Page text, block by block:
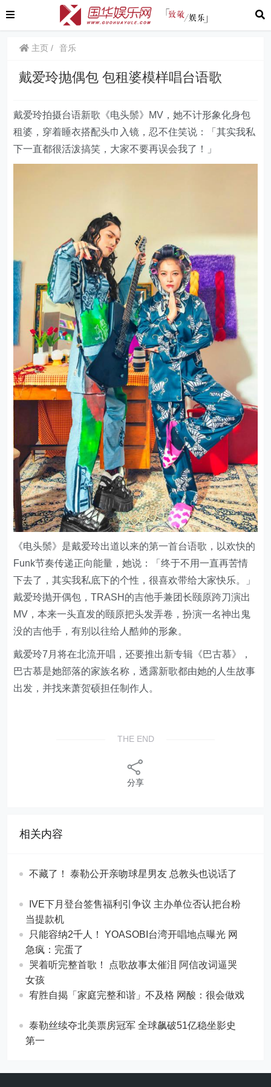
主页 音乐
戴爱玲抛偶包 包租婆模样唱台语歌
戴爱玲拍摄台语新歌《电头鬃》MV，她不计形象化身包
租婆，穿着睡衣搭配头巾入镜，忍不住笑说：「其实我私
下一直都很活泼搞笑，大家不要再误会我了！」
《电头鬃》是戴爱玲出道以来的第一首台语歌，以欢快的
Funk节奏传递正向能量，她说：「终于不用一直再苦情
下去了，其实我私底下的个性，很喜欢带给大家快乐。」
戴爱玲抛开偶包，TRASH的吉他手兼团长颐原跨刀演出
MV，本来一头直发的颐原把头发弄卷，扮演一名神出鬼
没的吉他手，有别以往给人酷帅的形象。
戴爱玲7月将在北流开唱，还要推出新专辑《巴古慕》，
巴古慕是她部落的家族名称，透露新歌都由她的人生故事
出发，并找来萧贺硕担任制作人。
THE END
分享
相关内容
不藏了！ 泰勒公开亲吻球星男友 总教头也说话了
IVE下月登台签售福利引争议 主办单位否认把台粉
当提款机
只能容纳2千人！ YOASOBI台湾开唱地点曝光 网
急疯：完蛋了
哭着听完整首歌！ 点歌故事太催泪 阿信改词逼哭
女孩
宥胜自揭「家庭完整和谐」不及格 网酸：很会做戏
泰勒丝续夺北美票房冠军 全球飙破51亿稳坐影史
第一